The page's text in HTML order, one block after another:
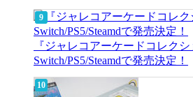
『ジャレコアーケードコレク
Switch/PS5/Steamdで発売決定！